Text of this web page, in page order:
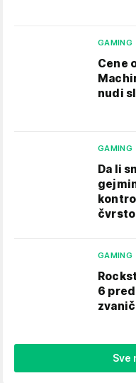
GAMING
Cene
nudi
GAMING
Da li
GAMING
6
Sve